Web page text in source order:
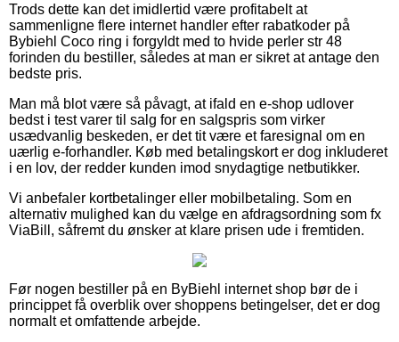
Trods dette kan det imidlertid være profitabelt at
sammenligne flere internet handler efter rabatkoder på
Bybiehl Coco ring i forgyldt med to hvide perler str 48
forinden du bestiller, således at man er sikret at antage den
bedste pris.
Man må blot være så påvagt, at ifald en e-shop udlover
bedst i test varer til salg for en salgspris som virker
usædvanlig beskeden, er det tit være et faresignal om en
uærlig e-forhandler. Køb med betalingskort er dog inkluderet
i en lov, der redder kunden imod snydagtige netbutikker.
Vi anbefaler kortbetalinger eller mobilbetaling. Som en
alternativ mulighed kan du vælge en afdragsordning som fx
ViaBill, såfremt du ønsker at klare prisen ude i fremtiden.
Før nogen bestiller på en ByBiehl internet shop bør de i
princippet få overblik over shoppens betingelser, det er dog
normalt et omfattende arbejde.